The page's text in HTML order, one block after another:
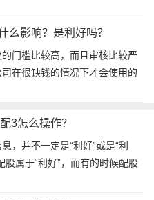
二天马上来一个跌停，于是又
也要视情况而定
么影响？是利好吗？
门槛比较高，而且审核比较严
在很缺钱的情况下才会使用的
到股票增发时，我们需要分析
的。
3怎么操作？
，并不一定是“利好”或是“利
股属于“利好”，而有的时候配股
10配3，是指投资者所持有的每